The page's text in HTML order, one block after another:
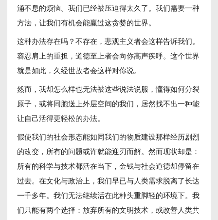
涌不息的烦恼。我们已经被压迫得太久了。我们需要一种
方法，让我们有机会能赢过这贪婪的世界。
这种办法存在吗？不存在，悲观主义者会这样告诉我们。
容忍肩上的重担，道德至上者会向你高声疾呼。这个世界
就是如此，久经世故者会这样对你说。
然而，我却怎么样也无法被这些说法说服，懂得如何分裂
原子，或将同胞送上外层空间的我们，居然找不出一种能
让自己活得更轻松的办法。
假使我们的社会形态能如同我们的物质建设那样经历剧烈
的改变，所有的问题或许就能迎刃而解。然而现状却是：
所有的科学与技术都活在当下，金钱与社会道德却停留在
过去。在文化与政治上，我们早已与人类需求脱离了长达
一千多年。我们无法继续活在此种头重脚轻的环境下。我
们只能有两个选择：放弃所有的文明技术，或改善人类共